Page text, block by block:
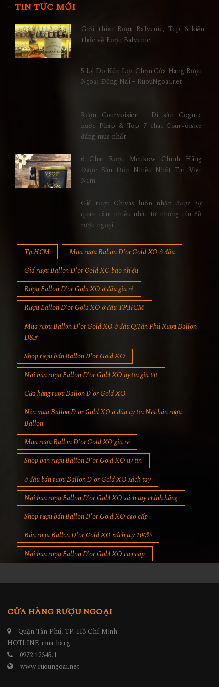
TIN TỨC MỚI
Giới thiệu Rượu Balvenie, Top 6 kiến
thức về Rượu Balvenie
5 Lý Do Nên Lựa Chọn Cửa Hàng Rượu
Ngoại Đồng Nai – RuouNgoai.net
Rượu Courvoisier – Di sản Cognac
nước Pháp & Top 7 chai Courvoisier
đáng mua nhất
6 Chai Rượu Meukow Chính Hãng
Được Săn Đón Nhiều Nhất Tại Việt
Nam
Giá rượu Chivas luôn nhận được sự
quan tâm nhiều nhất từ những tín đồ
rượu ngoại
Tp.HCM
Mua rượu Ballon D'or Gold XO ở đâu
Giá rượu Ballon D'or Gold XO bao nhiêu
Rượu Ballon D'or Gold XO ở đâu giá rẻ
Rượu Ballon D'or Gold XO ở đâu TP.HCM
Mua rượu Ballon D'or Gold XO ở đâu Q.Tân Phú Rượu Ballon
D&#
Shop rượu bán Ballon D'or Gold XO
Nơi bán rượu Ballon D'or Gold XO uy tín giá tốt
Cửa hàng rượu Ballon D'or Gold XO
Nên mua Ballon D'or Gold XO ở đâu uy tín Nơi bán rượu
Ballon
Mua rượu Ballon D'or Gold XO giá rẻ
Shop bán rượu Ballon D'or Gold XO uy tín
ở đâu bán rượu Ballon D'or Gold XO xách tay
Nơi bán rượu Ballon D'or Gold XO xách tay chính hãng
Shop rượu bán Ballon D'or Gold XO cao cấp
Bán rượu Ballon D'or Gold XO xách tay 100%
Nơi bán rượu Ballon D'or Gold XO cao cấp
CỬA HÀNG RƯỢU NGOẠI
Quận Tân Phú, TP. Hồ Chí Minh
HOTLINE mua hàng
0972.12345.1
www.ruoungoai.net